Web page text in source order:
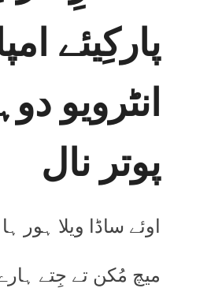
پارکِیئے
انٹرویو
پوتر نال
اوئے ساڈا ویلا ہور
میچ مُکن تے جِتے